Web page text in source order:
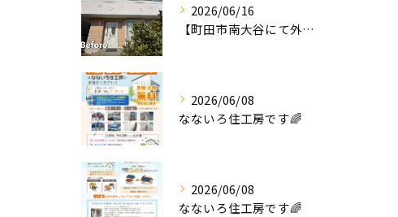
2026/06/16
【町田市南大谷にて外壁塗装工事完工のお知らせ】
2026/06/08
なないろ住工房です🌈
2026/06/08
なないろ住工房です🌈